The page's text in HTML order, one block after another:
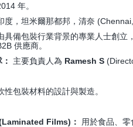
年。
度，坦米爾那都邦，清奈 (Chennai,
具備包裝行業背景的專業人士創立
供應商。
主要負責人為 Ramesh S
性包裝材料的設計與製造。
Films)：
用於食品、零